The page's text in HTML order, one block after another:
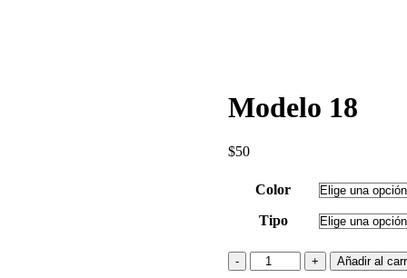
Modelo 18
$50
Color
Tipo
Modelo
18
Añadir al